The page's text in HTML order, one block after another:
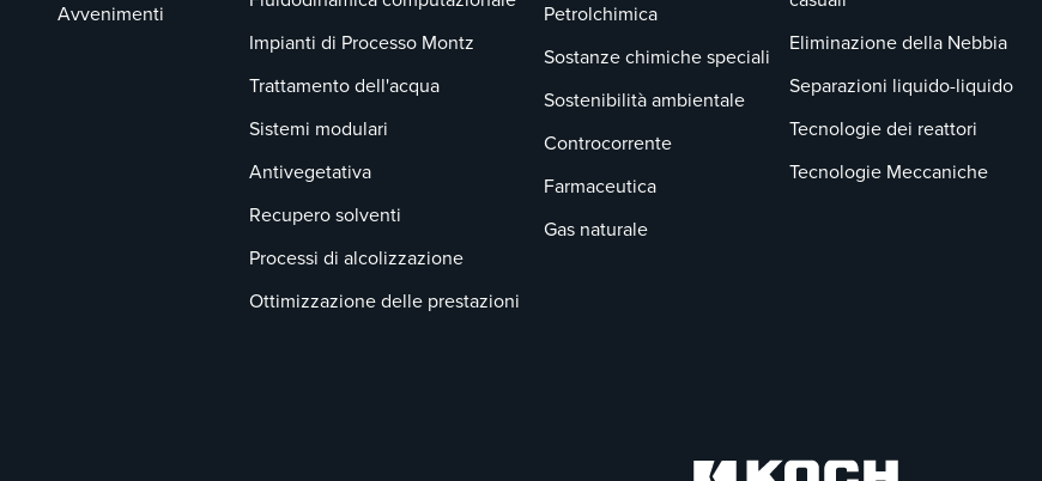
Avvenimenti
Impianti di Processo Montz
Trattamento dell'acqua
Sistemi modulari
Antivegetativa
Recupero solventi
Processi di alcolizzazione
Ottimizzazione delle prestazioni
Petrolchimica
Sostanze chimiche speciali
Sostenibilità ambientale
Controcorrente
Farmaceutica
Gas naturale
Eliminazione della Nebbia
Separazioni liquido-liquido
Tecnologie dei reattori
Tecnologie Meccaniche